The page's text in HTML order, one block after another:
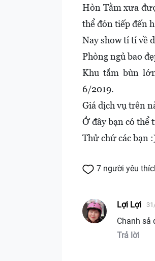
Hòn Tằm xưa
thể đón tiếp đến
Nay show tí tí về
Phòng ngủ bao
Khu tắm bùn
6/2019.
Giá dịch vụ trên
Ở đây bạn có
Thử chứ các bạn
7 người yêu
Lợi Lợi
Chanh sả
Trả lời